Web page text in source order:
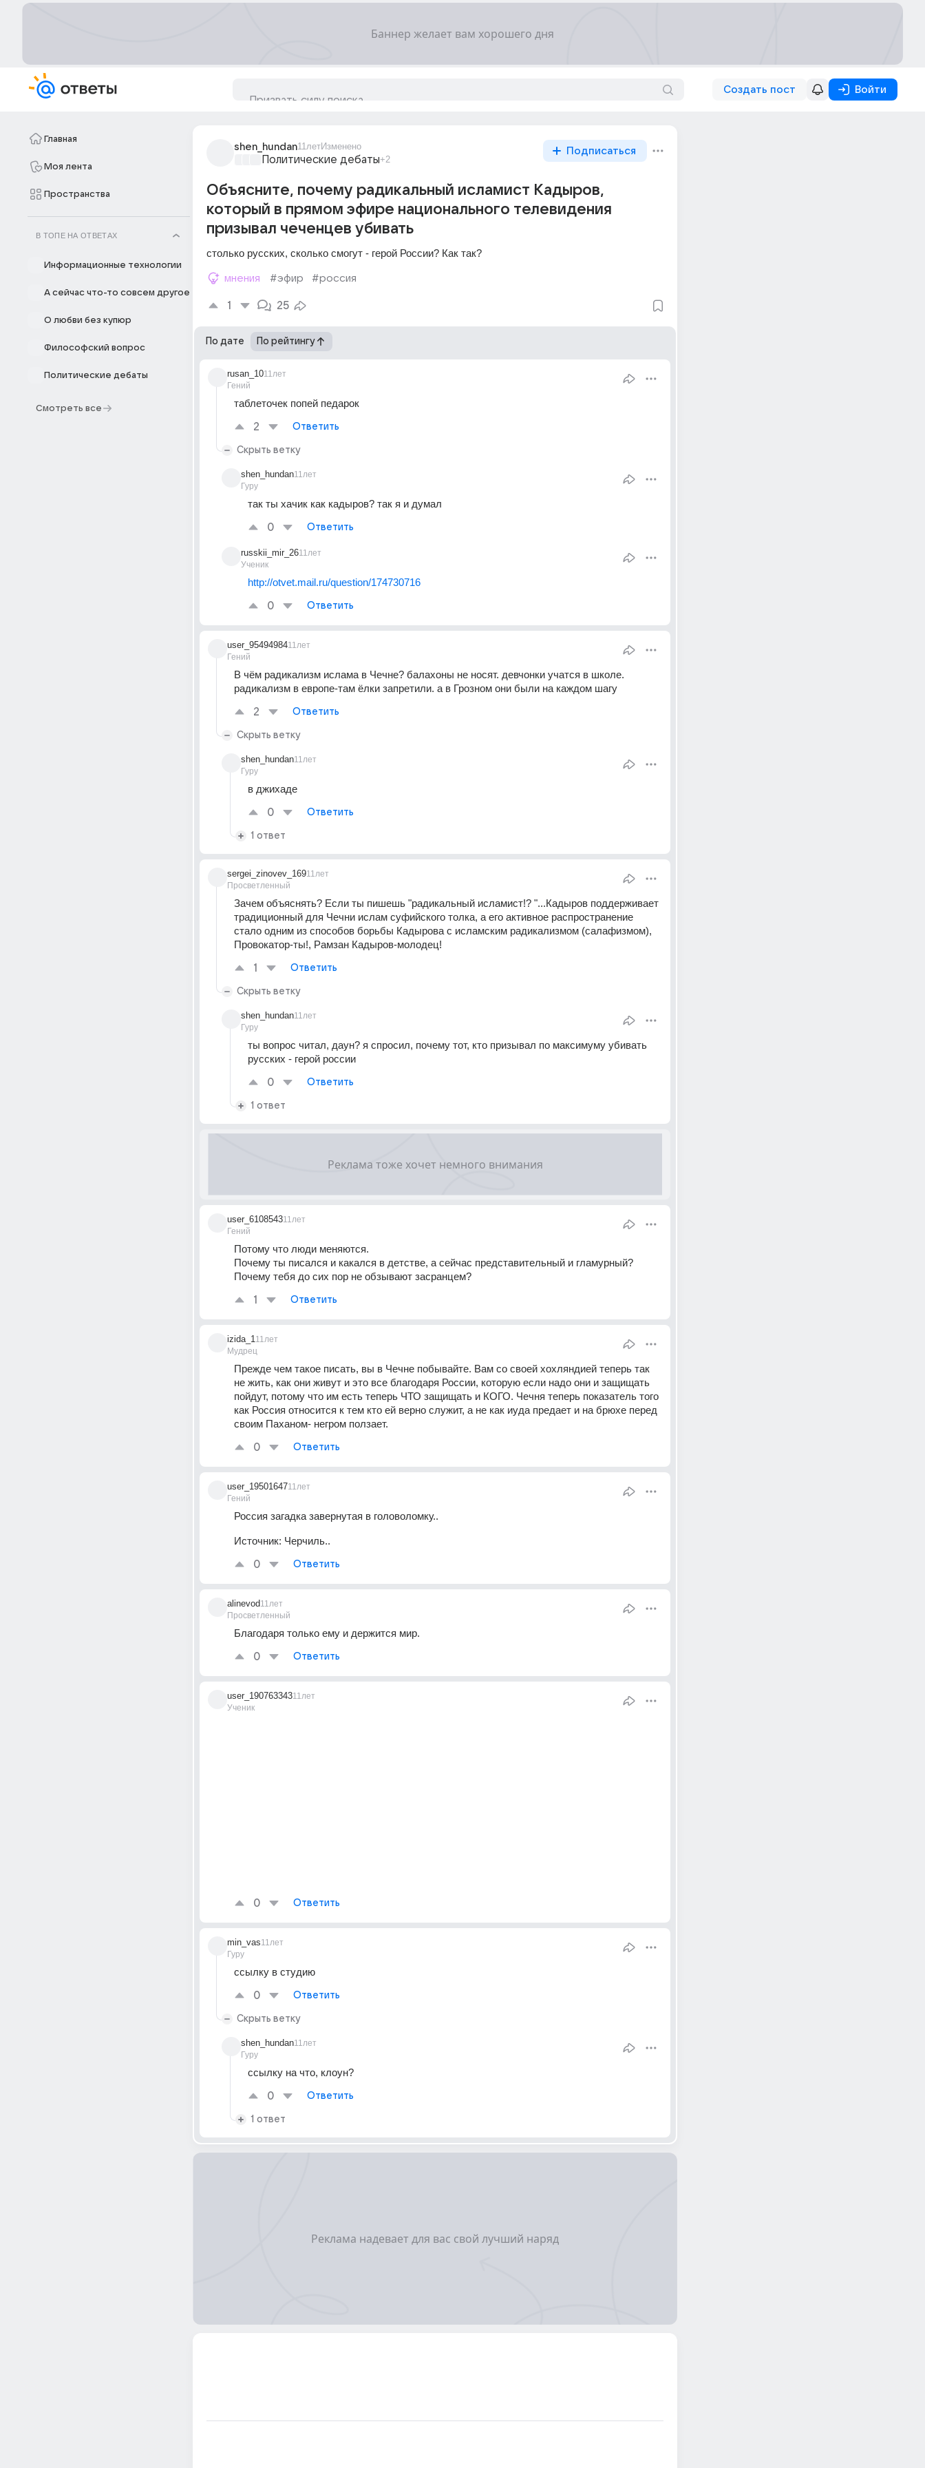
Создать пост Войти
Главная
Моя лента
Пространства
В ТОПЕ НА ОТВЕТАХ
Информационные технологии
А сейчас что-то совсем другое
О любви без купюр
Философский вопрос
Политические дебаты
Смотреть все
shen_hundan11летИзменено
Политические дебаты+2
Подписаться
Объясните, почему радикальный исламист Кадыров,
который в прямом эфире национального телевидения
призывал чеченцев убивать
столько русских, сколько смогут - герой России? Как так?
мнения #эфир #россия
1 25
По дате По рейтингу
rusan_10
Гений
11лет
таблеточек попей педарок
2 Ответить
Скрыть ветку
shen_hundan
Гуру
11лет
так ты хачик как кадыров? так я и думал
0 Ответить
russkii_mir_26
Ученик
11лет
http://otvet.mail.ru/question/174730716
0 Ответить
user_95494984
Гений
11лет
В чём радикализм ислама в Чечне? балахоны не носят. девчонки учатся в школе.
радикализм в европе-там ёлки запретили. а в Грозном они были на каждом шагу
2 Ответить
Скрыть ветку
shen_hundan
Гуру
11лет
в джихаде
0 Ответить
1 ответ
sergei_zinovev_169
Просветленный
11лет
Зачем объяснять? Если ты пишешь "радикальный исламист!? "...Кадыров поддерживает
традиционный для Чечни ислам суфийского толка, а его активное распространение
стало одним из способов борьбы Кадырова с исламским радикализмом (салафизмом),
Провокатор-ты!, Рамзан Кадыров-молодец!
1 Ответить
Скрыть ветку
shen_hundan
Гуру
11лет
ты вопрос читал, даун? я спросил, почему тот, кто призывал по максимуму убивать
русских - герой россии
0 Ответить
1 ответ
user_6108543
Гений
11лет
Потому что люди меняются.
Почему ты писался и какался в детстве, а сейчас представительный и гламурный?
Почему тебя до сих пор не обзывают засранцем?
1 Ответить
izida_1
Мудрец
11лет
Прежде чем такое писать, вы в Чечне побывайте. Вам со своей хохляндией теперь так
не жить, как они живут и это все благодаря России, которую если надо они и защищать
пойдут, потому что им есть теперь ЧТО защищать и КОГО. Чечня теперь показатель того
как Россия относится к тем кто ей верно служит, а не как иуда предает и на брюхе перед
своим Паханом- негром ползает.
0 Ответить
user_19501647
Гений
11лет
Россия загадка завернутая в головоломку..
Источник: Черчиль..
0 Ответить
alinevod
Просветленный
11лет
Благодаря только ему и держится мир.
0 Ответить
user_190763343
Ученик
11лет
0 Ответить
min_vas
Гуру
11лет
ссылку в студию
0 Ответить
Скрыть ветку
shen_hundan
Гуру
11лет
ссылку на что, клоун?
0 Ответить
1 ответ